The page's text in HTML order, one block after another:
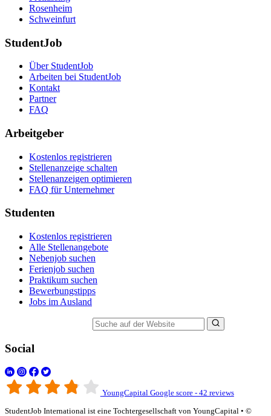
Rosenheim
Schweinfurt
StudentJob
Über StudentJob
Arbeiten bei StudentJob
Kontakt
Partner
FAQ
Arbeitgeber
Kostenlos registrieren
Stellenanzeige schalten
Stellenanzeigen optimieren
FAQ für Unternehmer
Studenten
Kostenlos registrieren
Alle Stellenangebote
Nebenjob suchen
Ferienjob suchen
Praktikum suchen
Bewerbungstipps
Jobs im Ausland
Social
YoungCapital Google score - 42 reviews
StudentJob International ist eine Tochtergesellschaft von YoungCapital • ©